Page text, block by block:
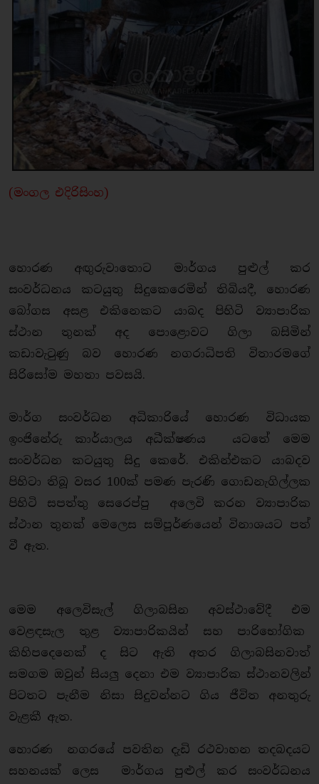
(මංගල එදිරිසිංහ)
හොරණ අඟුරුවාතොට මාර්ගය පුළුල් කර
සංවර්ධනය කටයුතු සිදුකෙරෙමින් තිබියදී, හොරණ
බෝගස අසළ එකිනෙකට යාබද පිහිටි ව්‍යාපාරික
ස්ථාන තුනක් අද පොළොවට ගිලා බසිමින්
කඩාවැටුණු බව හොරණ නගරාධිපති විතාරමගේ
සිරිසෝම මහතා පවසයි.
මාර්ග සංවර්ධන අධිකාරියේ හොරණ විධායක
ඉංජිනේරු කාර්යාලය අධීක්ෂණය යටතේ මෙම
සංවර්ධන කටයුතු සිදු කෙරේ. එකින්එකට යාබදව
පිහිටා තිබූ වසර 100ක් පමණ පැරණි ගොඩනැගිල්ලක
පිහිටි සපත්තු සෙරෙප්පු අලෙවි කරන ව්‍යාපාරික
ස්ථාන තුනක් මෙලෙස සම්පූර්ණයෙන් විනාශයට පත්
වී ඇත.
මෙම අලෙවිසැල් ගිලාබසින අවස්ථාවේදී එම
වෙළඳසැල තුළ ව්‍යාපාරිකයින් සහ පාරිභෝගික
කිහිපදෙනෙක් ද සිට ඇති අතර ගිලාබසිනවාත්
සමගම ඔවුන් සියලු දෙනා එම ව්‍යාපාරික ස්ථානවලින්
පිටතට පැනීම නිසා සිදුවන්නට ගිය ජීවිත අනතුරු
වැළකී ඇත.
හොරණ නගරයේ පවතින දැඩි රථවාහන තදබදයට
සහනයක් ලෙස මාර්ගය පුළුල් කර සංවර්ධනය